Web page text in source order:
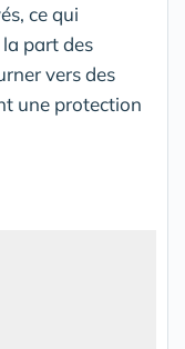
ce qui
part des
vers des
une protection